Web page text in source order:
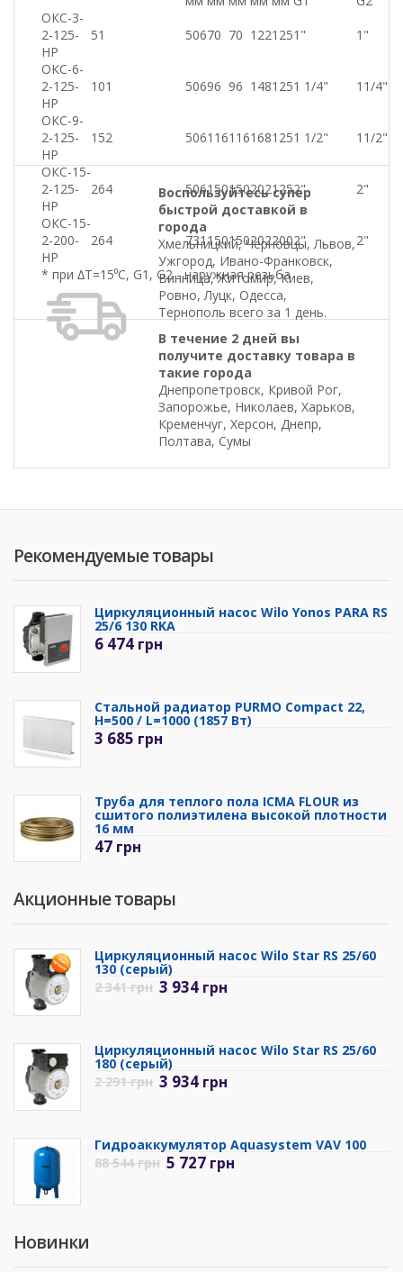
ОКС-3-
2-125-
НР
51 50670 70 1221251"
1"
ОКС-6-
2-125-
НР
101 50696 96 1481251 1/4"
11/4"
ОКС-9-
2-125-
НР
152 5061161161681251 1/2"
11/2"
ОКС-15-
2-125-
НР
264 5061501502021252"
2"
ОКС-15-
2-200-
НР
264 7311501502022002"
2"
* при ∆T=15⁰C, G1, G2 - наружная резьба
Воспользуйтесь супер
быстрой доставкой в
города
Хмельницкий, Черновцы, Львов,
Ужгород, Ивано-Франковск,
Винница, Житомир, Киев,
Ровно, Луцк, Одесса,
Тернополь всего за 1 день.
В течение 2 дней вы
получите доставку товара в
такие города
Днепропетровск, Кривой Рог,
Запорожье, Николаев, Харьков,
Кременчуг, Херсон, Днепр,
Полтава, Сумы
Рекомендуемые товары
Циркуляционный насос Wilo Yonos PARA RS
25/6 130 RKA
6 474 грн
Стальной радиатор PURMO Compact 22,
H=500 / L=1000 (1857 Вт)
3 685 грн
Труба для теплого пола ICMA FLOUR из
сшитого полиэтилена высокой плотности
16 мм
47 грн
Акционные товары
Циркуляционный насос Wilo Star RS 25/60
130 (серый)
2 341грн 3 934 грн
Циркуляционный насос Wilo Star RS 25/60
180 (серый)
2 291грн 3 934 грн
Гидроаккумулятор Aquasystem VAV 100
88 544грн 5 727 грн
Новинки